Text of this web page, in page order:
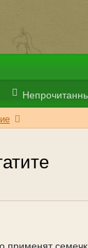
применят